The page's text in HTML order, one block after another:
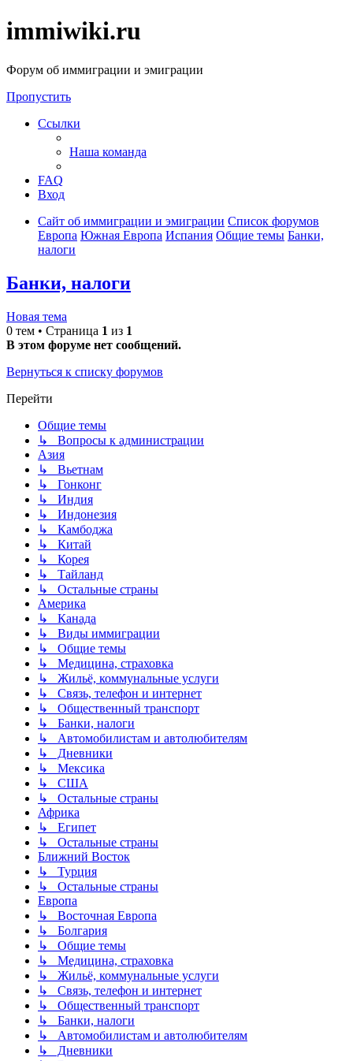
immiwiki.ru
Форум об иммиграции и эмиграции
Пропустить
Ссылки
Наша команда
FAQ
Вход
Сайт об иммиграции и эмиграции Список форумов
Европа Южная Европа Испания Общие темы Банки,
налоги
Банки, налоги
Новая тема
0 тем • Страница 1 из 1
В этом форуме нет сообщений.
Вернуться к списку форумов
Перейти
Общие темы
↳ Вопросы к администрации
Азия
↳ Вьетнам
↳ Гонконг
↳ Индия
↳ Индонезия
↳ Камбоджа
↳ Китай
↳ Корея
↳ Тайланд
↳ Остальные страны
Америка
↳ Канада
↳ Виды иммиграции
↳ Общие темы
↳ Медицина, страховка
↳ Жильё, коммунальные услуги
↳ Связь, телефон и интернет
↳ Общественный транспорт
↳ Банки, налоги
↳ Автомобилистам и автолюбителям
↳ Дневники
↳ Мексика
↳ США
↳ Остальные страны
Африка
↳ Египет
↳ Остальные страны
Ближний Восток
↳ Турция
↳ Остальные страны
Европа
↳ Восточная Европа
↳ Болгария
↳ Общие темы
↳ Медицина, страховка
↳ Жильё, коммунальные услуги
↳ Связь, телефон и интернет
↳ Общественный транспорт
↳ Банки, налоги
↳ Автомобилистам и автолюбителям
↳ Дневники